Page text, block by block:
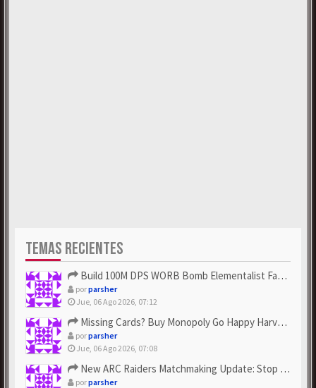
TEMAS RECIENTES
Build 100M DPS WORB Bomb Elementalist Fast - Grab POE Curren...
porparsher
Jue, 06 Ago 2026, 07:12
Missing Cards? Buy Monopoly Go Happy Harvest with Looney Tun...
porparsher
Jue, 06 Ago 2026, 07:08
New ARC Raiders Matchmaking Update: Stop Failed - Grab Bluep...
porparsher